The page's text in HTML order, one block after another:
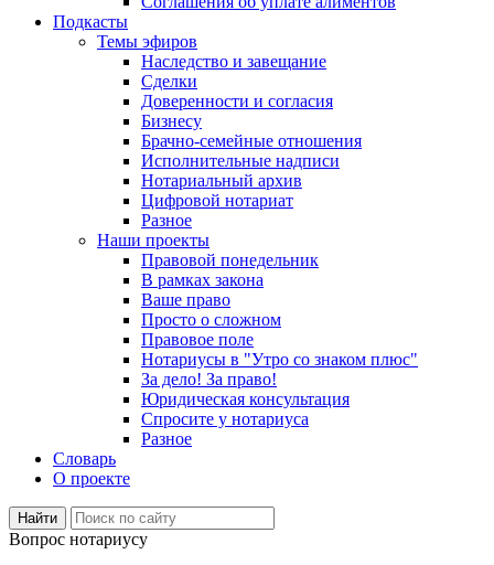
Подкасты
Темы эфиров
Наследство и завещание
Сделки
Доверенности и согласия
Бизнесу
Брачно-семейные отношения
Исполнительные надписи
Нотариальный архив
Цифровой нотариат
Разное
Наши проекты
Правовой понедельник
В рамках закона
Ваше право
Просто о сложном
Правовое поле
Нотариусы в "Утро со знаком плюс"
За дело! За право!
Юридическая консультация
Спросите у нотариуса
Разное
Словарь
О проекте
Вопрос нотариусу